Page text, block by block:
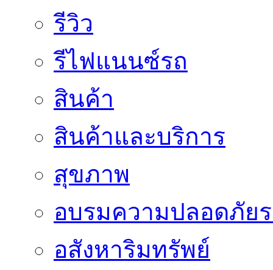
รีวิว
รีไฟแนนซ์รถ
สินค้า
สินค้าและบริการ
สุขภาพ
อบรมความปลอดภัย
อสังหาริมทรัพย์